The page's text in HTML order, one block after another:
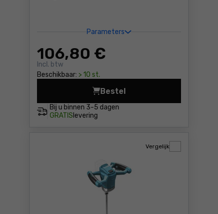
Parameters
106,80 €
Incl. btw
Beschikbaar: > 10 st.
Bij u binnen 3-5 dagen
GRATIS levering
Bestel
Menger/mixer Dedra
Vergelijk